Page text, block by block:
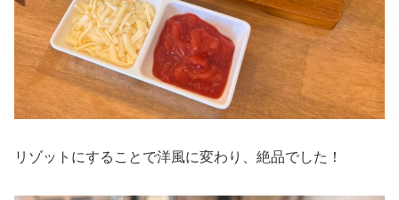
リゾットにすることで洋風に変わり、絶品でした！